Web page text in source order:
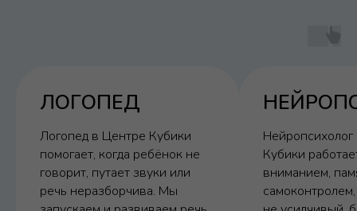
нужна не случайная череда
Нужен коррекционный
один понятный план и
команда специалистов
ЛОГОПЕД
Логопед в Центре Кубики
помогает, когда ребёнок не
говорит, путает звуки или
речь неразборчива. Мы
Кубики
вниманием,